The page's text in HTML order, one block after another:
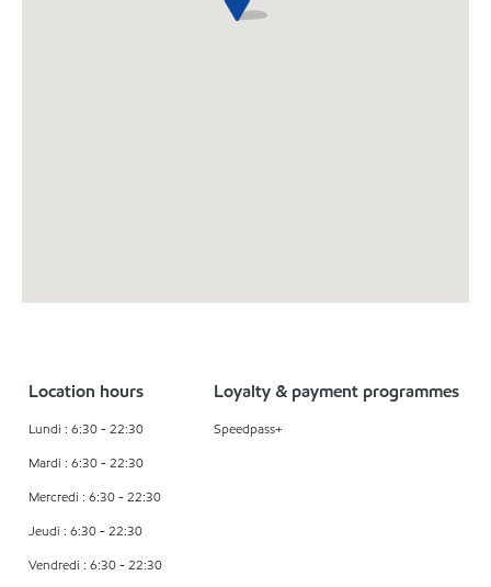
Location hours
Lundi : 6:30 - 22:30
Mardi : 6:30 - 22:30
Mercredi : 6:30 - 22:30
Jeudi : 6:30 - 22:30
Vendredi : 6:30 - 22:30
Loyalty & payment programmes
Speedpass+